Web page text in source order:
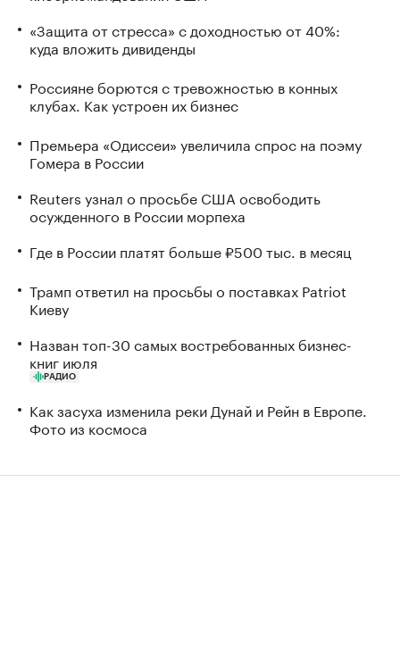
«Защита от стресса» с доходностью от 40%:
куда вложить дивиденды
Россияне борются с тревожностью в конных
клубах. Как устроен их бизнес
Премьера «Одиссеи» увеличила спрос на поэму
Гомера в России
Reuters узнал о просьбе США освободить
осужденного в России морпеха
Где в России платят больше ₽500 тыс. в месяц
Трамп ответил на просьбы о поставках Patriot
Киеву
Назван топ-30 самых востребованных бизнес-
книг июля
РАДИО
Как засуха изменила реки Дунай и Рейн в Европе.
Фото из космоса